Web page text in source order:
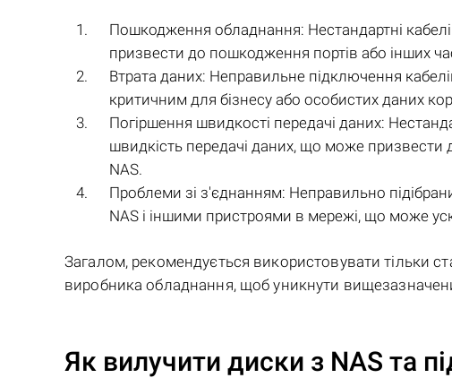
Пошкодження обладнання: Нестандартні
призвести до пошкодження портів або інших
Втрата даних: Неправильне підключення
критичним для бізнесу або особистих даних
Погіршення швидкості передачі даних:
швидкість передачі даних, що може призвести
NAS.
Проблеми зі з'єднанням: Неправильно
NAS і іншими пристроями в мережі, що може
Загалом, рекомендується використовувати тільки
виробника обладнання, щоб уникнути
Як вилучити диски з NAS та